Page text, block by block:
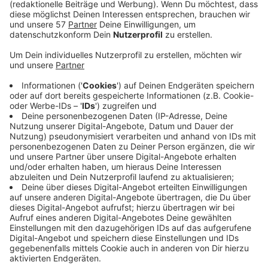
rund 18. Ein Grund für den niedrigen Wert und
den neuen Lockerungen ab Freitag ist der
Grüttemeier.
Knapp 23 Prozent der Menschen bei uns sind auch
schon ein zweites Mal geimpft. Damit liegt die
StädteRegion prozentual über dem NRW- und
Bundesdurchschnitt. In NRW belegt die Region aktuell
den vierten Platz beim Impfen. Davor liegen nur Köln,
Düsseldorf und Essen.
Anzeige